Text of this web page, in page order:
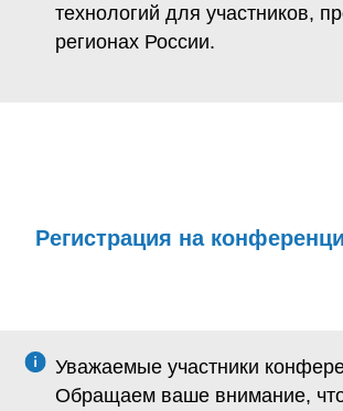
технологий для участников,
регионах России.
Регистрация на
Уважаемые участники
Обращаем ваше внимание,